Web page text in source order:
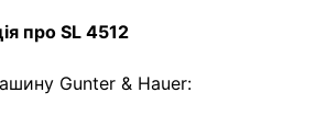
про SL 4512
Gunter & Hauer: